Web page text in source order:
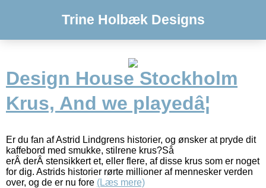
Trine Holbæk Designs
Design House Stockholm
Krus, And we playedâ¦
Er du fan af Astrid Lindgrens historier, og ønsker at pryde dit
kaffebord med smukke, stilrene krus?Så
erÂ derÂ stensikkert et, eller flere, af disse krus som er noget
for dig. Astrids historier rørte millioner af mennesker verden
over, og de er nu fore (Læs mere)